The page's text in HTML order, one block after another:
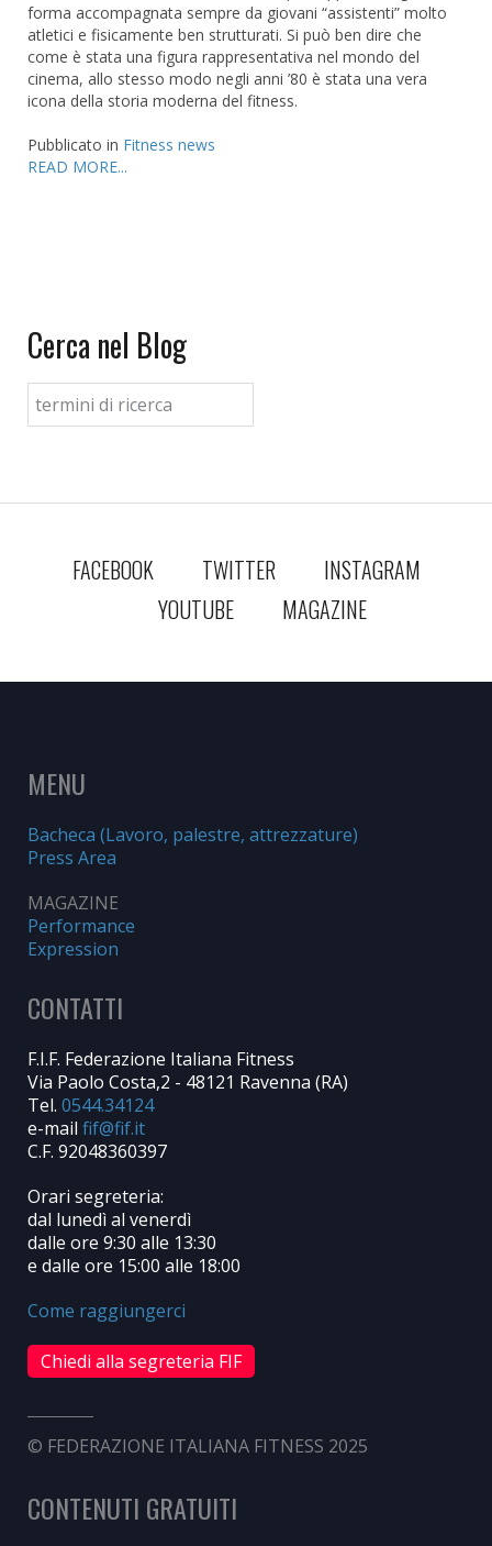
forma accompagnata sempre da giovani “assistenti” molto
atletici e fisicamente ben strutturati. Si può ben dire che
come è stata una figura rappresentativa nel mondo del
cinema, allo stesso modo negli anni ’80 è stata una vera
icona della storia moderna del fitness.
Pubblicato in Fitness news
READ MORE...
Cerca nel Blog
FACEBOOK TWITTER
INSTAGRAM
YOUTUBE
MAGAZINE
MENU
Bacheca (Lavoro, palestre, attrezzature)
Press Area
MAGAZINE
Performance
Expression
CONTATTI
F.I.F. Federazione Italiana Fitness
Via Paolo Costa,2 - 48121 Ravenna (RA)
Tel. 0544.34124
e-mail
C.F. 92048360397
Orari segreteria:
dal lunedì al venerdì
dalle ore 9:30 alle 13:30
e dalle ore 15:00 alle 18:00
Come raggiungerci
Chiedi alla segreteria FIF
© FEDERAZIONE ITALIANA FITNESS 2025
CONTENUTI GRATUITI